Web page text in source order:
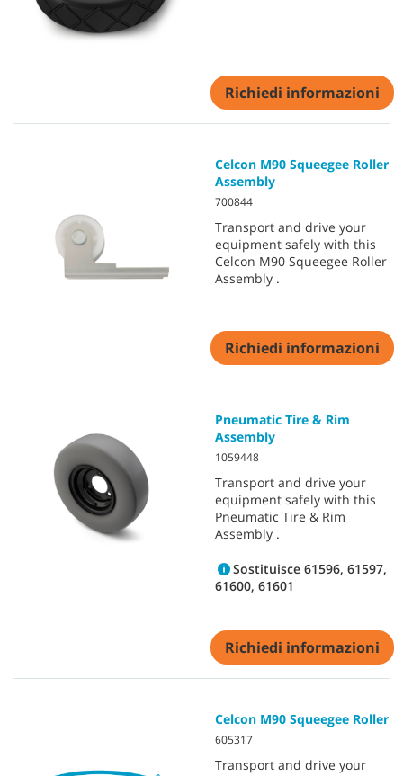
Richiedi informazioni
Celcon M90 Squeegee Roller
Assembly
700844
Transport and drive your
equipment safely with this
Celcon M90 Squeegee Roller
Assembly .
Richiedi informazioni
Pneumatic Tire & Rim
Assembly
1059448
Transport and drive your
equipment safely with this
Pneumatic Tire & Rim
Assembly .
Sostituisce 61596, 61597,
61600, 61601
Richiedi informazioni
Celcon M90 Squeegee Roller
605317
Transport and drive your